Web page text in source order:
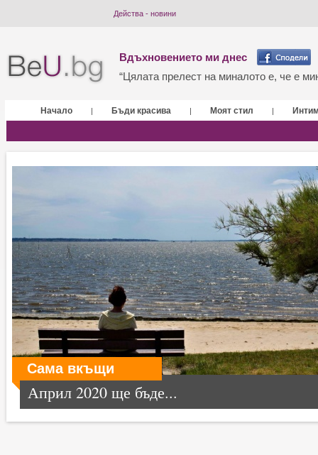
Действа - новини
Вдъхновението ми днес
“Цялата прелест на миналото е, че е
Начало | Бъди красива | Моят стил |
Сама вкъщи
Април 2020 ще бъде...